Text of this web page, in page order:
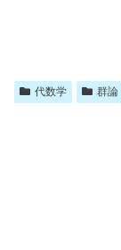
代数学 群論